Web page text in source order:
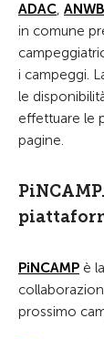
ADAC, ANWB
in comune
i campeggi.
le
effettuare le
pagine.
PiNCAMP è
prossimo